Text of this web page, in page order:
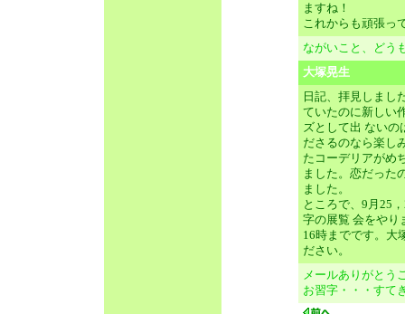
ますね！
これからも頑張っ
ながいこと、どう
大塚晃生
日記、拝見しまし
ていたのに新しい
ズとして出 ないの
ださるのなら楽し
たコーデリアがめ
ました。恋だった
ました。
ところで、9月25
字の展覧 会をやり
16時までです。大
ださい。
メールありがとう
お習字・・・すて